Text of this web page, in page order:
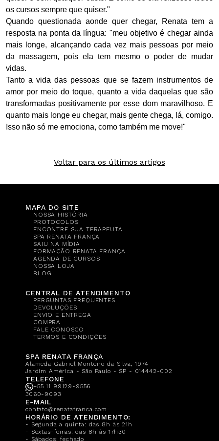
os cursos sempre que quiser."
Quando questionada aonde quer chegar, Renata tem a
resposta na ponta da língua: "meu objetivo é chegar ainda
mais longe, alcançando cada vez mais pessoas por meio
da massagem, pois ela tem mesmo o poder de mudar
vidas.
Tanto a vida das pessoas que se fazem instrumentos de
amor por meio do toque, quanto a vida daquelas que são
transformadas positivamente por esse dom maravilhoso. E
quanto mais longe eu chegar, mais gente chega, lá, comigo.
Isso não só me emociona, como também me move!"
Voltar para os últimos artigos
MAPA DO SITE
NOSSA HISTÓRIA
PROTOCOLOS
ENCONTRE SUA TERAPEUTA
SPA RENATA FRANÇA
SAIU NA MÍDIA
FORMAÇÃO RENATA FRANÇA
AGENDA DE CURSOS
NOSSA LOJA
BLOG
CENTRAL DE ATENDIMENTO
PERGUNTAS FREQUENTES
DEVOLUÇÕES
ENVIO E ENTREGA
COMPRA
FALE CONOSCO
TERMOS E CONDIÇÕES
SPA RENATA FRANÇA
Alameda Gabriel Monteiro da Silva, 1974
Jardim América - São Paulo - SP - 014442-002
TELEFONE
+55 11 99129-9556
3060-9093
E-MAIL
contato@renatafranca.com
HORÁRIO DE ATENDIMENTO:
- Segunda a quinta: das 8h às 21h
- Sextas-feiras: das 8h às 17h30
- Sábados: fechado